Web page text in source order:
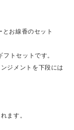
お線香のセット
トセットです。
ジメントを下段には
ます。